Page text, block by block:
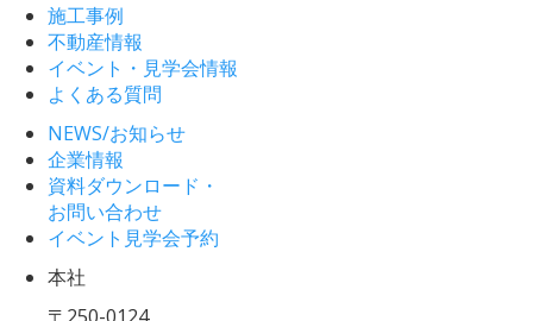
施工事例
不動産情報
イベント・見学会情報
よくある質問
NEWS/お知らせ
企業情報
資料ダウンロード・
お問い合わせ
イベント見学会予約
本社